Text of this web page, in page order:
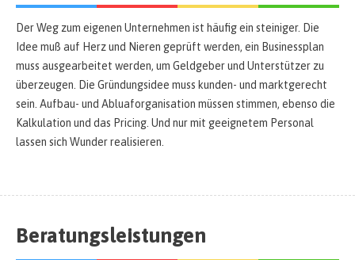
Der Weg zum eigenen Unternehmen ist häufig ein steiniger. Die
Idee muß auf Herz und Nieren geprüft werden, ein Businessplan
muss ausgearbeitet werden, um Geldgeber und Unterstützer zu
überzeugen. Die Gründungsidee muss kunden- und marktgerecht
sein. Aufbau- und Abluaforganisation müssen stimmen, ebenso die
Kalkulation und das Pricing. Und nur mit geeignetem Personal
lassen sich Wunder realisieren.
Beratungsleistungen